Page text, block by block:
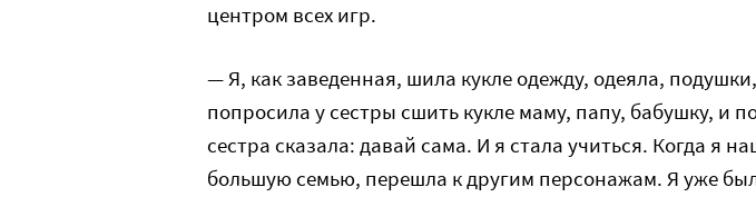
центром всех игр.
— Я, как заведенная, шила кукле одежду, одеяла,
попросила у сестры сшить кукле маму, папу, бабушку, и
сестра сказала: давай сама. И я стала учиться. Когда я
большую семью, перешла к другим персонажам. Я уже